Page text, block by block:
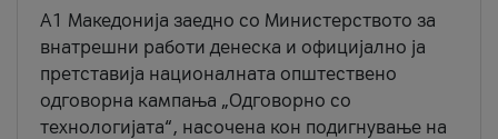
A1 Македонија заедно со Министерството за
внатрешни работи денеска и официјално ја
претставија националната општествено
одговорна кампања „Одговорно со
технологијата“, насочена кон подигнување на